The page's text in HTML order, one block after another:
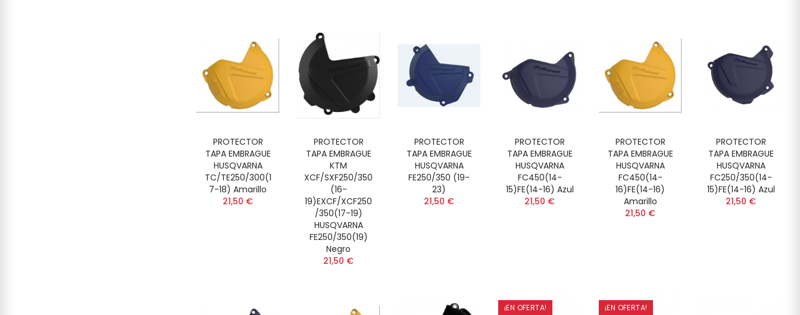
PROTECTOR
TAPA EMBRAGUE
HUSQVARNA
TC/TE250/300(1
7-18) Amarillo
21,50 €
PROTECTOR
TAPA EMBRAGUE
KTM
XCF/SXF250/350
(16-
19)EXCF/XCF250
/350(17-19)
HUSQVARNA
FE250/350(19)
Negro
21,50 €
PROTECTOR
TAPA EMBRAGUE
HUSQVARNA
FE250/350 (19-
23)
21,50 €
PROTECTOR
TAPA EMBRAGUE
HUSQVARNA
FC450(14-
15)FE(14-16) Azul
21,50 €
PROTECTOR
TAPA EMBRAGUE
HUSQVARNA
FC450(14-
16)FE(14-16)
Amarillo
21,50 €
PROTECTOR
TAPA EMBRAGUE
HUSQVARNA
FC250/350(14-
15)FE(14-16) Azul
21,50 €
¡EN OFERTA! ¡EN OFERTA!